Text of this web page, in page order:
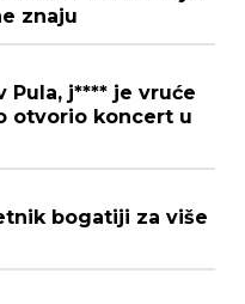
znaju
Pula, j**** je vruće
otvorio koncert u
bogatiji za više